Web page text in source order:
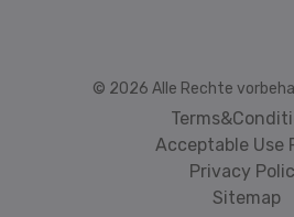
© 2026 Alle Rechte
Acceptable Use
Privacy
Sitemap